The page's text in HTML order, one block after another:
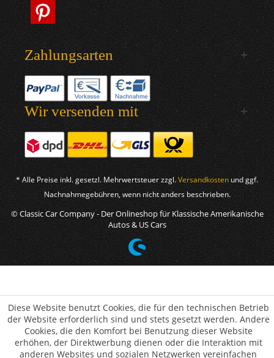
Zahlungsarten
Wir versenden mit
* Alle Preise inkl. gesetzl. Mehrwertsteuer zzgl.Versandkosten und ggf.
Nachnahmegebühren, wenn nicht anders beschrieben.
© Classic Car Company - Der Onlineshop für Klassische Amerikanische
Autos & US Cars
Diese Website benutzt Cookies, die für den technischen Betrieb
der Website erforderlich sind und stets gesetzt werden. Andere
Cookies, die den Komfort bei Benutzung dieser Website
erhöhen, der Direktwerbung dienen oder die Interaktion mit
anderen Websites und sozialen Netzwerken vereinfachen